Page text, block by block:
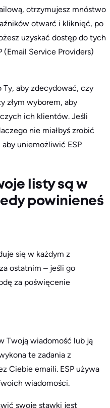
otrzymujesz mnóstwo
otwarć i kliknięć, po
uzyskać dostęp do tych
Service Providers)
aby zdecydować, czy
złym wyborem, aby
ich klientów. Jeśli
nie miałbyś zrobić
uniemożliwić ESP
listy są w
powinieneś
się w każdym z
ostatnim – jeśli go
za poświęcenie
Twoją wiadomość lub ją
te zadania z
Ciebie emaili. ESP używa
wiadomości.
swoje stawki jest